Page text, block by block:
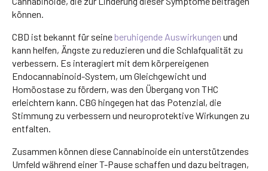
können.
CBD ist bekannt für seine beruhigende Auswirkungen und
kann helfen, Ängste zu reduzieren und die Schlafqualität zu
verbessern. Es interagiert mit dem körpereigenen
Endocannabinoid-System, um Gleichgewicht und
Homöostase zu fördern, was den Übergang von THC
erleichtern kann. CBG hingegen hat das Potenzial, die
Stimmung zu verbessern und neuroprotektive Wirkungen zu
entfalten.
Zusammen können diese Cannabinoide ein unterstützendes
Umfeld während einer T-Pause schaffen und dazu beitragen,